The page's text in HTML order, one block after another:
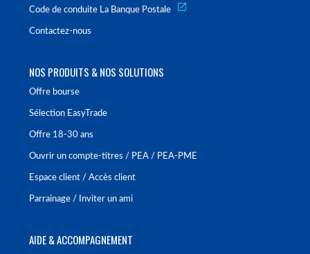
Code de conduite La Banque Postale
Contactez-nous
NOS PRODUITS & NOS SOLUTIONS
Offre bourse
Sélection EasyTrade
Offre 18-30 ans
Ouvrir un compte-titres / PEA / PEA-PME
Espace client / Accès client
Parrainage / Inviter un ami
AIDE & ACCOMPAGNEMENT